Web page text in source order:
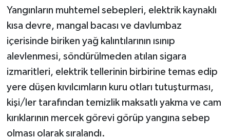
Yangınların muhtemel sebepleri, elektrik kaynaklı
kısa devre, mangal bacası ve davlumbaz
içerisinde biriken yağ kalıntılarının ısınıp
alevlenmesi, söndürülmeden atılan sigara
izmaritleri, elektrik tellerinin birbirine temas edip
yere düşen kıvılcımların kuru otları tutuşturması,
kişi/ler tarafından temizlik maksatlı yakma ve cam
kırıklarının mercek görevi görüp yangına sebep
olması olarak sıralandı.